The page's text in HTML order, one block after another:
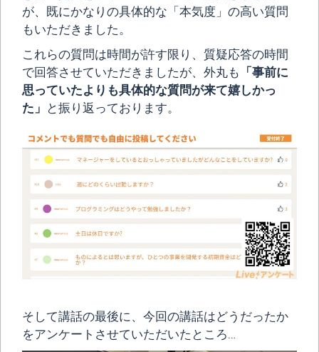
が、既にかなりの具体的な「本気度」の高い質問
もいただきました。
これらの質問は時間が許す限り、質疑応答の時間
で回答させていただきましたが、外丸も 「事前に
思っていたよりも具体的な質問が来て嬉しかっ
た」 と振り返っております。
そして講話の最後に、今回の講話はどうだったか
をアンケートさせていただいたところ…